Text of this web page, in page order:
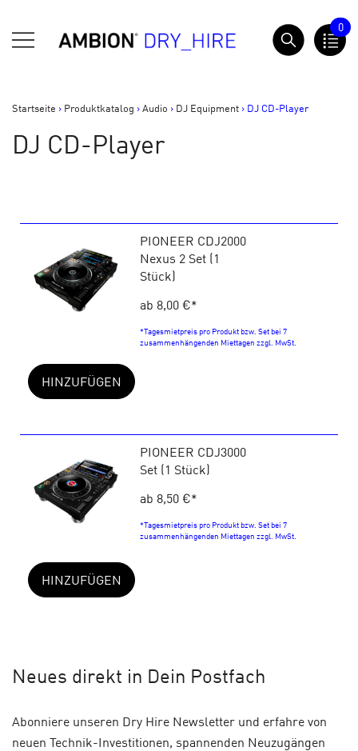
zum
Inhalt
AMBION Dry Hire
0
Startseite > Produktkatalog >Audio > DJ Equipment > DJ CD-Player
DJ CD-Player
PIONEER CDJ2000
Nexus 2 Set (1
Stück)
ab 8,00 €*
*Tagesmietpreis pro Produkt bzw. Set bei 7
zusammenhängenden Miettagen zzgl. MwSt.
HINZUFÜGEN
PIONEER CDJ3000
Set (1 Stück)
ab 8,50 €*
*Tagesmietpreis pro Produkt bzw. Set bei 7
zusammenhängenden Miettagen zzgl. MwSt.
HINZUFÜGEN
Neues direkt in Dein Postfach
Abonniere unseren Dry Hire Newsletter und erfahre von
neuen Technik-Investitionen, spannenden Neuzugängen